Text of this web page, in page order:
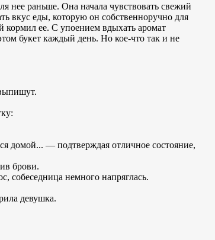
нее раньше. Она начала чувствовать свежий
вкус еды, которую он собственноручно для
кормил ее. С упоением вдыхать аромат
букет каждый день. Но кое-что так и не
домой... — подтверждая отличное состояние,
брови.
немного напряглась.
девушка.